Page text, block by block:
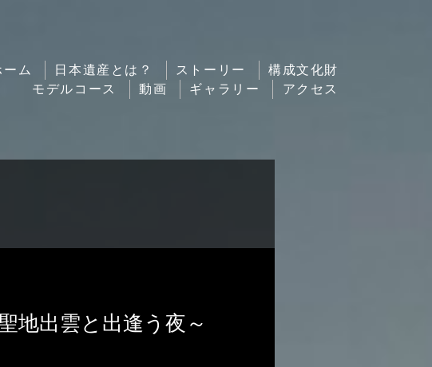
ーム 日本遺産とは？ ストーリー
構成文化財
モデルコース
動画 ギャラリー アクセス
地出雲と出逢う夜～